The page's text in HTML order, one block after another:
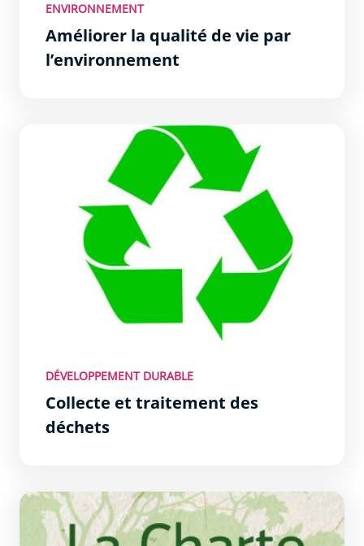
ENVIRONNEMENT
Améliorer la qualité de vie par
l’environnement
Collecte et traitement des déchets
DÉVELOPPEMENT DURABLE
Collecte et traitement des
déchets
La charte de l&#039;arbre